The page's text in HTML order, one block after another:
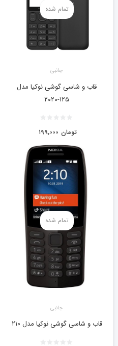
تمام شده
جانبی
قاب و شاسی گوشی نوکیا مدل
۱۲۵-۲۰۲۰
۱۹۹,۰۰۰ تومان
تمام شده
جانبی
قاب و شاسی گوشی نوکیا مدل ۲۱۰